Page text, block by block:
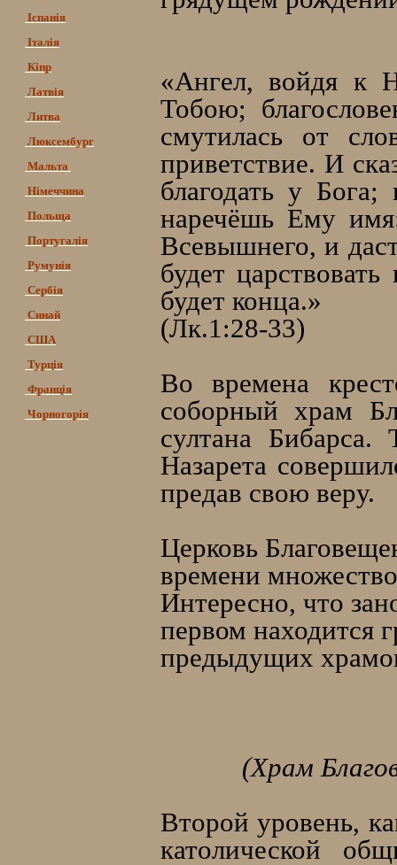
Іспанія
Італія
Кіпр
Латвія
Литва
Люксембург
Мальта
Німеччина
Польща
Португалія
Румунія
Сербія
Синай
США
Турція
Франція
Чорногорія
«Ангел, войдя к
Тобою;
смутилась от
приветствие. И
благодать у
наречёшь Ему
Всевышнего, и
будет
будет конца.»
(Лк.1:28-33)
Во времена
соборный храм
султана Бибарса.
Назарета
предав свою веру.
Церковь
времени
Интересно, что
первом находится
предыдущих
(Храм
Второй уровень,
католической